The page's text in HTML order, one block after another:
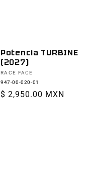
Potencia TURBINE
(2027)
Proveedor:
RACE FACE
947-00-020-01
Precio
$ 2,950.00 MXN